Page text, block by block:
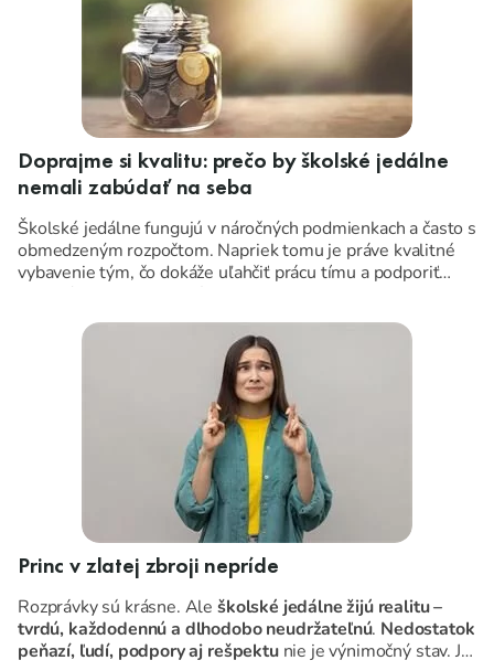
Doprajme si kvalitu: prečo by školské jedálne
nemali zabúdať na seba
Školské jedálne fungujú v náročných podmienkach a často s
obmedzeným rozpočtom. Napriek tomu je práve kvalitné
vybavenie tým, čo dokáže uľahčiť prácu tímu a podporiť
Princ v zlatej zbroji nepríde
Rozprávky sú krásne. Ale školské jedálne žijú realitu –
tvrdú, každodennú a dlhodobo neudržateľnú. Nedostatok
peňazí, ľudí, podpory aj rešpektu nie je výnimočný stav. Je